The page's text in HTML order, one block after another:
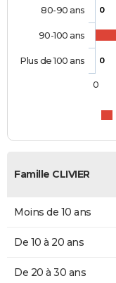
0
0
80-90 ans
90-100 ans
Plus de 100 ans
0
Famille CLIVIER
Moins de 10 ans
De 10 à 20 ans
De 20 à 30 ans